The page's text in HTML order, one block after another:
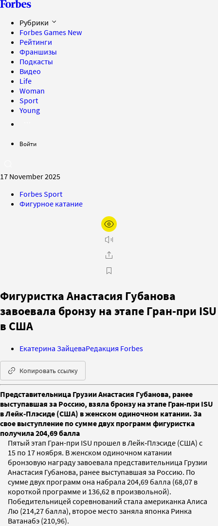
Рубрики
Forbes Games New
Рейтинги
Франшизы
Подкасты
Видео
Life
Woman
Sport
Young
Войти
17 November 2025
Forbes Sport
Фигурное катание
Фигуристка Анастасия Губанова
завоевала бронзу на этапе Гран-при ISU
в США
Екатерина ЗайцеваРедакция Forbes
Копировать ссылку
Представительница Грузии Анастасия Губанова, ранее
выступавшая за Россию, взяла бронзу на этапе Гран‑при ISU
в Лейк‑Плэсиде (США) в женском одиночном катании. За
свое выступление по сумме двух программ фигуристка
получила 204,69 балла
Пятый этап Гран-при ISU прошел в Лейк‑Плэсиде (США) с
15 по 17 ноября. В женском одиночном катании
бронзовую награду завоевала представительница Грузии
Анастасия Губанова, ранее выступавшая за Россию. По
сумме двух программ она набрала 204,69 балла (68,07 в
короткой программе и 136,62 в произвольной).
Победительницей соревнований стала американка Алиса
Лю (214,27 балла), второе место заняла японка Ринка
Ватанабэ (210,96).